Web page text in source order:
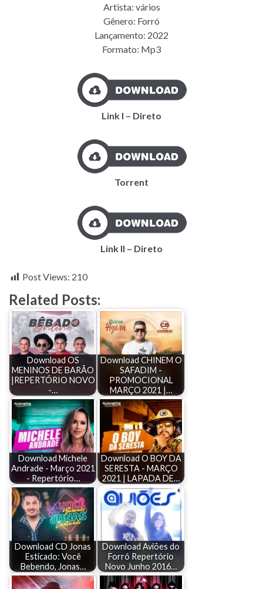
Artista: vários
Gênero: Forró
Lançamento: 2022
Formato: Mp3
Link I – Direto
Torrent
Link II – Direto
Post Views: 210
Related Posts:
Download OS
MENINOS DE BARÃO
|REPERTÓRIO NOVO
-…
Download CHINEM O
SAFADIM -
PROMOCIONAL
MARÇO 2021 |…
Download Michele
Andrade - Março 2021
- Repertório…
Download O BOY DA
SERESTA - MARÇO
2021 | LAPADA DE…
Download CD Jonas
Esticado: Você
Bebendo, Jonas…
Download Aviões do
Forró Repertório
Novo Junho 2016…